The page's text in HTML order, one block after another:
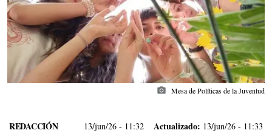
photo_camera Mesa de Políticas de la Juventud
REDACCIÓN 13/jun/26 - 11:32 Actualizado: 13/jun/26 - 11:33